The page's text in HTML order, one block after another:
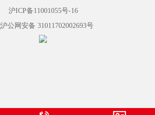
沪ICP备11001055号-16
沪公网安备 31011702002693号